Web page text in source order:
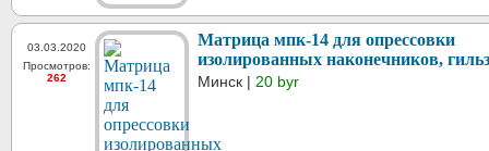
03.03.2020
Просмотров:
262
Матрица мпк-14 для опрессовки
изолированных наконечников, гильз
Минск | 20 byr